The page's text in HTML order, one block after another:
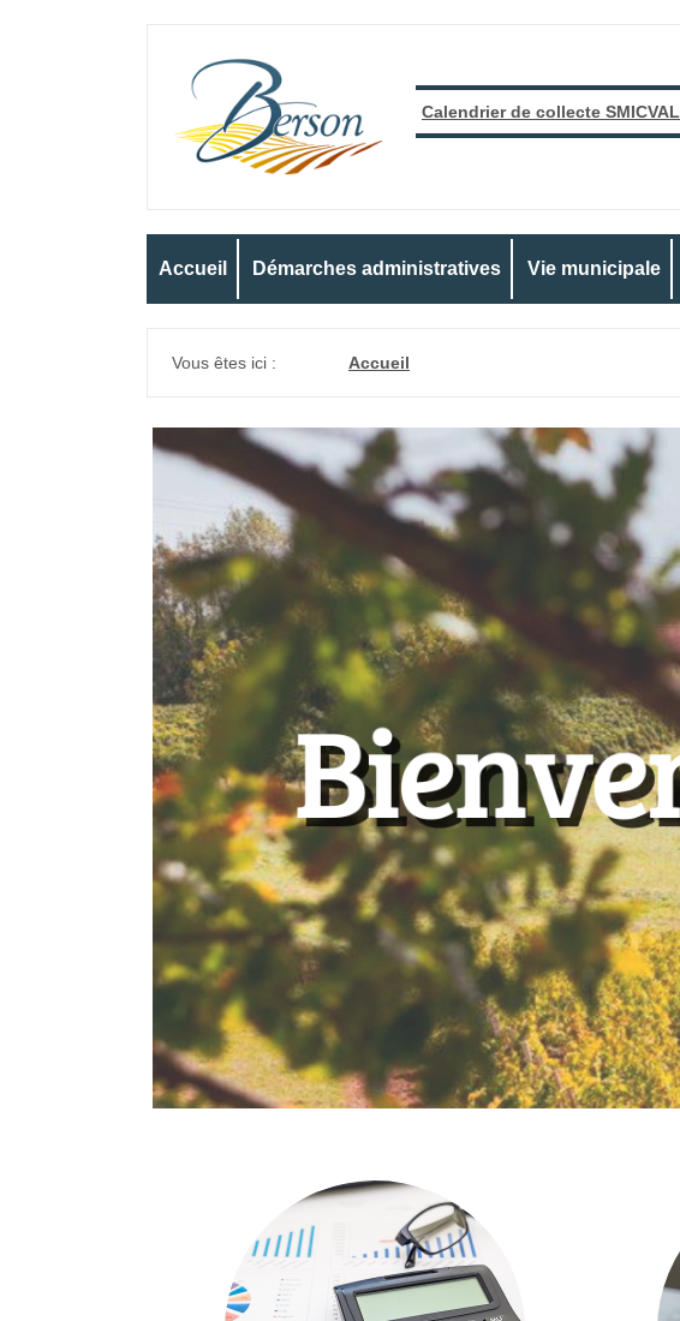
Calendrier de collecte SMICVAL
Accueil Démarches administratives Vie municipale
Vous êtes ici : Accueil